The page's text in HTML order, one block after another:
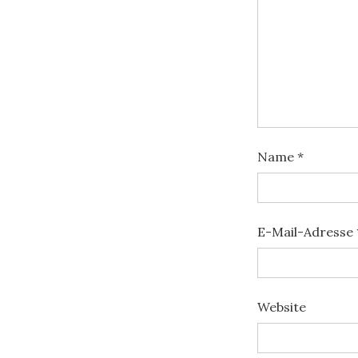
Name *
E-Mail-Adresse
Website